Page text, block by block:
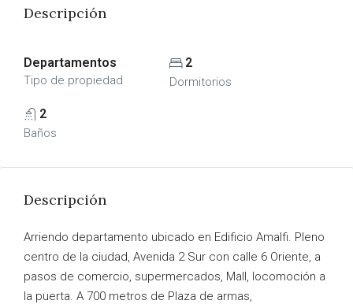
Descripción
Departamentos
Tipo de propiedad
2
Dormitorios
2
Baños
Descripción
Arriendo departamento ubicado en Edificio Amalfi. Pleno
centro de la ciudad, Avenida 2 Sur con calle 6 Oriente, a
pasos de comercio, supermercados, Mall, locomoción a
la puerta. A 700 metros de Plaza de armas,